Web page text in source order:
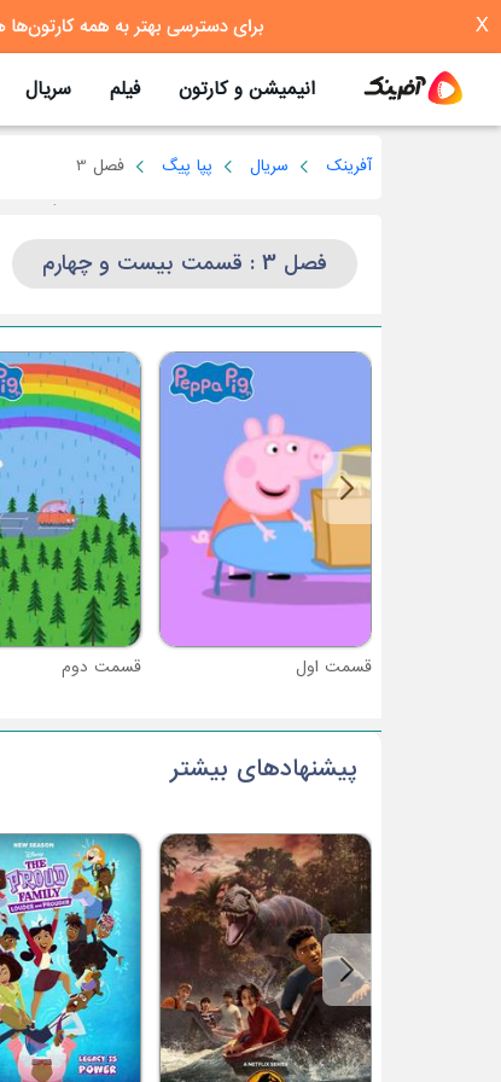
X
انیمیشن و کارتون فیلم سریال
آفرینک سریال پپا پیگ فصل 3
فصل 3 : قسمت بیست و چهارم
قسمت اول قسمت دوم
پیشنهادهای بیشتر